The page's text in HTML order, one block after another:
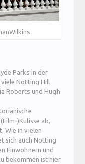
Parks in der
Notting Hill
Roberts und Hugh
)Kulisse ab,
Wie in vielen
sich auch Notting
Einwohnern und
bekommen ist hier